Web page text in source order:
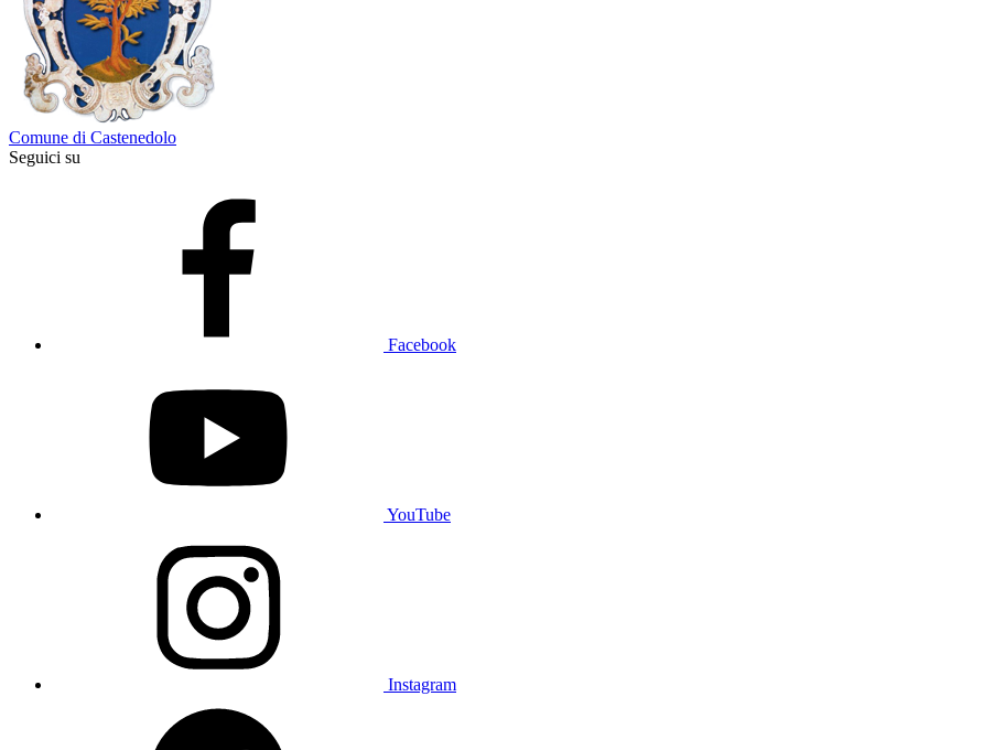
Comune di Castenedolo
Seguici su
Facebook
YouTube
Instagram